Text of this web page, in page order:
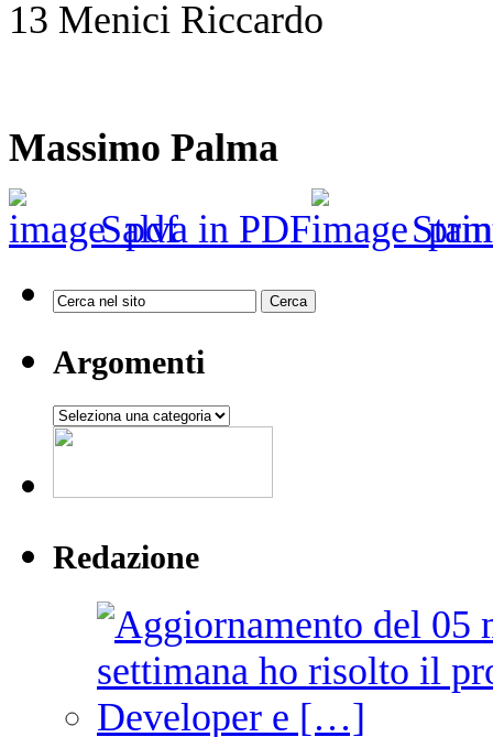
13 Menici Riccardo
Massimo Palma
Salva in PDF
Argomenti
Argomenti
Redazione